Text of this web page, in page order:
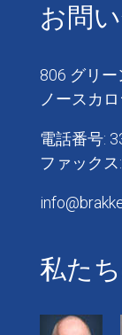
お問
806 グリ
ノースカ
電話番号:
ファック
私た